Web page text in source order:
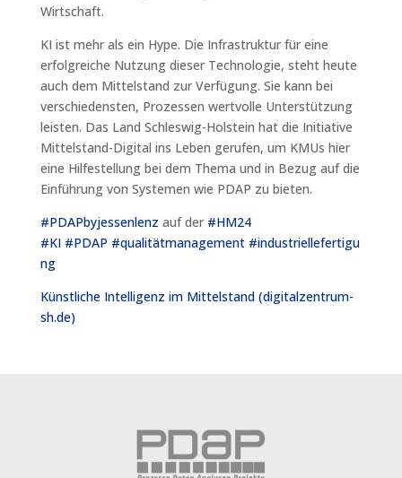
Wirtschaft.
KI ist mehr als ein Hype. Die Infrastruktur für eine
erfolgreiche Nutzung dieser Technologie, steht heute
auch dem Mittelstand zur Verfügung. Sie kann bei
verschiedensten, Prozessen wertvolle Unterstützung
leisten. Das Land Schleswig-Holstein hat die Initiative
Mittelstand-Digital ins Leben gerufen, um KMUs hier
eine Hilfestellung bei dem Thema und in Bezug auf die
Einführung von Systemen wie PDAP zu bieten.
#PDAPbyjessenlenz auf der #HM24
#KI #PDAP #qualitätmanagement #industriellefertigu
ng
Künstliche Intelligenz im Mittelstand (digitalzentrum-
sh.de)